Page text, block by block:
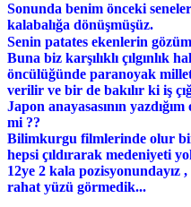
Sonunda benim önceki
kalabalığa dönüşmüşüz.
Senin patates ekenlerin
Buna biz karşılıklı çılgınlık
öncülüğünde paranoyak
verilir ve bir de bakılır ki iş
Japon anayasasının
mi ??
Bilimkurgu filmlerinde olur
hepsi çıldırarak medeniyeti
12ye 2 kala pozisyonundayız
rahat yüzü görmedik...